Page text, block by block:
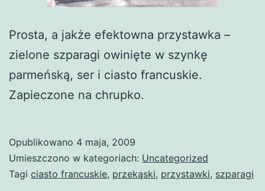
Prosta, a jakże efektowna przystawka –
zielone szparagi owinięte w szynkę
parmeńską, ser i ciasto francuskie.
Zapieczone na chrupko.
Opublikowano 4 maja, 2009
Umieszczono w kategoriach: Uncategorized
Tagi ciasto francuskie, przekąski, przystawki, szparagi